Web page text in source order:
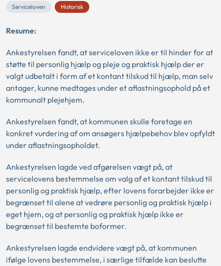
Serviceloven
Historisk
Resume:
Ankestyrelsen fandt, at serviceloven ikke er til hinder for at
støtte til personlig hjælp og pleje og praktisk hjælp der er
valgt udbetalt i form af et kontant tilskud til hjælp, man selv
antager, kunne medtages under et aflastningsophold på et
kommunalt plejehjem.
Ankestyrelsen fandt, at kommunen skulle foretage en
konkret vurdering af om ansøgers hjælpebehov blev opfyldt
under aflastningsopholdet.
Ankestyrelsen lagde ved afgørelsen vægt på, at
servicelovens bestemmelse om valg af et kontant tilskud til
personlig og praktisk hjælp, efter lovens forarbejder ikke er
begrænset til alene at vedrøre personlig og praktisk hjælp i
eget hjem, og at personlig og praktisk hjælp ikke er
begrænset til bestemte boformer.
Ankestyrelsen lagde endvidere vægt på, at kommunen
ifølge lovens bestemmelse, i særlige tilfælde kan beslutte